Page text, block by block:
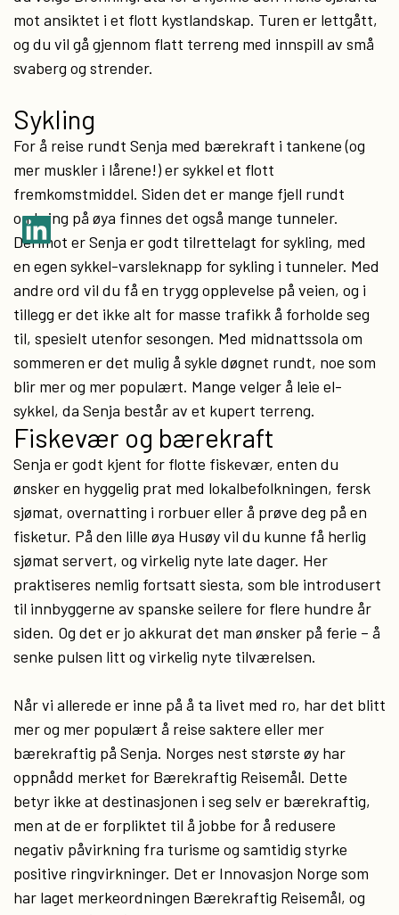
mot ansiktet i et flott kystlandskap. Turen er lettgått,
og du vil gå gjennom flatt terreng med innspill av små
svaberg og strender.
Sykling
For å reise rundt Senja med bærekraft i tankene (og
mer muskler i lårene!) er sykkel et flott
fremkomstmiddel. Siden det er mange fjell rundt
omkring på øya finnes det også mange tunneler.
Derimot er Senja er godt tilrettelagt for sykling, med
en egen sykkel-varsleknapp for sykling i tunneler. Med
andre ord vil du få en trygg opplevelse på veien, og i
tillegg er det ikke alt for masse trafikk å forholde seg
til, spesielt utenfor sesongen. Med midnattssola om
sommeren er det mulig å sykle døgnet rundt, noe som
blir mer og mer populært. Mange velger å leie el-
sykkel, da Senja består av et kupert terreng.
Fiskevær og bærekraft
Senja er godt kjent for flotte fiskevær, enten du
ønsker en hyggelig prat med lokalbefolkningen, fersk
sjømat, overnatting i rorbuer eller å prøve deg på en
fisketur. På den lille øya Husøy vil du kunne få herlig
sjømat servert, og virkelig nyte late dager. Her
praktiseres nemlig fortsatt siesta, som ble introdusert
til innbyggerne av spanske seilere for flere hundre år
siden. Og det er jo akkurat det man ønsker på ferie – å
senke pulsen litt og virkelig nyte tilværelsen.
Når vi allerede er inne på å ta livet med ro, har det blitt
mer og mer populært å reise saktere eller mer
bærekraftig på Senja. Norges nest største øy har
oppnådd merket for Bærekraftig Reisemål. Dette
betyr ikke at destinasjonen i seg selv er bærekraftig,
men at de er forpliktet til å jobbe for å redusere
negativ påvirkning fra turisme og samtidig styrke
positive ringvirkninger. Det er Innovasjon Norge som
har laget merkeordningen Bærekraftig Reisemål, og